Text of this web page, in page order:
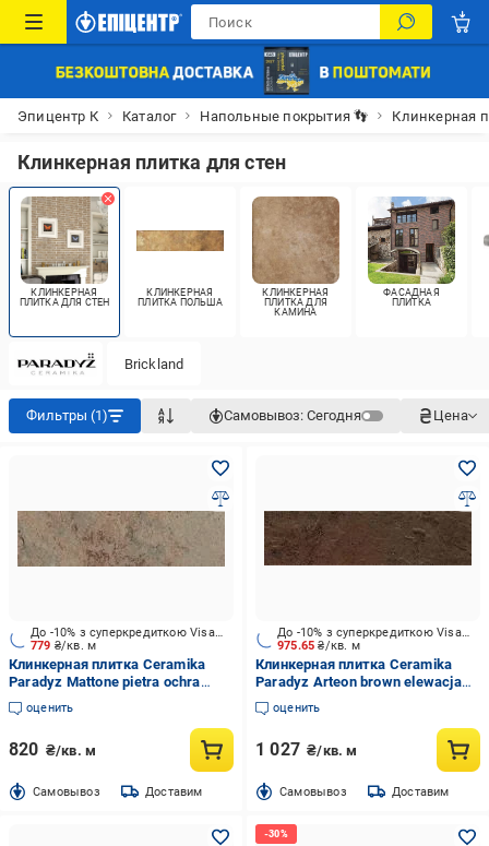
Эпицентр К Каталог Напольные покрытия 👣 Клинкерная
Клинкерная плитка для стен
КЛИНКЕРНАЯ
ПЛИТКА ДЛЯ СТЕН
КЛИНКЕРНАЯ
ПЛИТКА ПОЛЬША
КЛИНКЕРНАЯ
ПЛИТКА ДЛЯ
КАМИНА
ФАСАДНАЯ
ПЛИТКА
Brickland
Фильтры (1) Самовывоз: Сегодня Цена
779 ₴/кв. м
До -10% з суперкредиткою Visa Вигода
Клинкерная плитка Ceramika
Paradyz Mattone pietra ochra
elewacja G1 6,5x24 см
оценить
820 ₴/кв. м
Cамовывоз Доставим
975.65₴/кв. м
До -10% з суперкредиткою Visa Вигода
Клинкерная плитка Ceramika
Paradyz Arteon brown elewacja
G1 6,5x24 см
оценить
1 027 ₴/кв. м
Cамовывоз Доставим